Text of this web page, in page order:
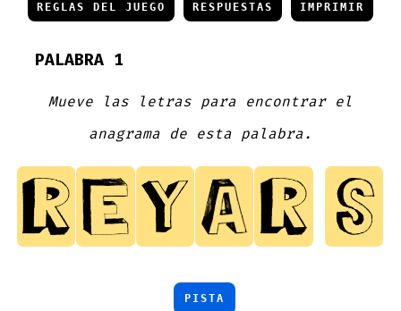
REGLAS DEL JUEGO RESPUESTAS IMPRIMIR
PALABRA 1
Mueve las letras para encontrar el
anagrama de esta palabra.
PISTA